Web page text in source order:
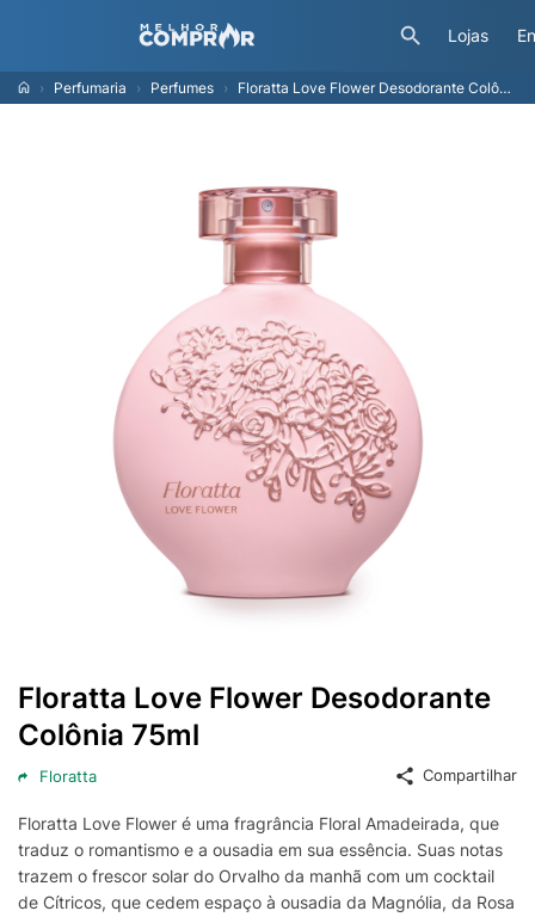
Lojas
Perfumaria Perfumes Floratta Love Flower Desodorante Colônia 75ml
Floratta Love Flower Desodorante
Colônia 75ml
Floratta Compartilhar
Floratta Love Flower é uma fragrância Floral Amadeirada, que
traduz o romantismo e a ousadia em sua essência. Suas notas
trazem o frescor solar do Orvalho da manhã com um cocktail
de Cítricos, que cedem espaço à ousadia da Magnólia, da Rosa